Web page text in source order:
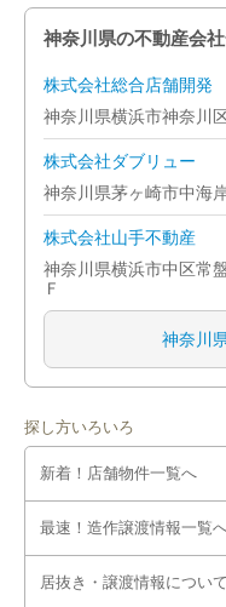
神奈川県の不動産会
株式会社総合店舗開発
神奈川県横浜市神奈川
株式会社ダブリュー
神奈川県茅ヶ崎市中海
株式会社山手不動産
神奈川県横浜市中区常
Ｆ
神奈川
探し方いろいろ
新着！店舗物件一覧へ
最速！造作譲渡情報一覧
居抜き・譲渡情報について